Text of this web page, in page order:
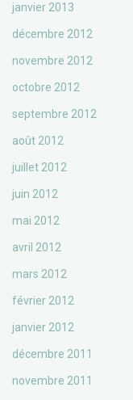
janvier 2013
décembre 2012
novembre 2012
octobre 2012
septembre 2012
août 2012
juillet 2012
juin 2012
mai 2012
avril 2012
mars 2012
février 2012
janvier 2012
décembre 2011
novembre 2011